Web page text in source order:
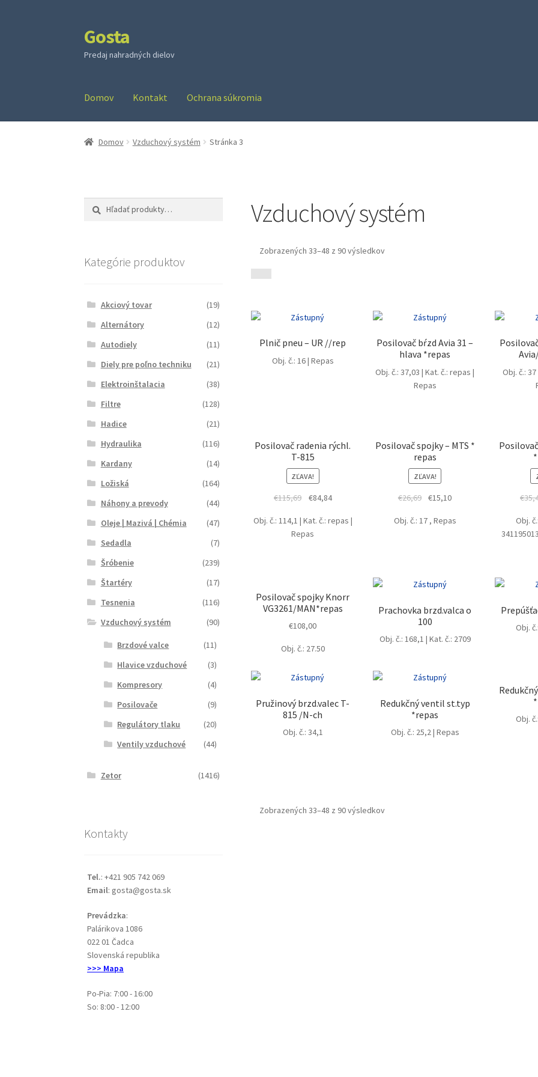
Preskočiť
na
navigáciu
Preskočiť
na
obsah
Gosta
Predaj nahradných dielov
Domov Kontakt Ochrana súkromia
Domov Vzduchový systém Stránka 3
Vzduchový systém
Zobrazených 33–48 z 90 výsledkov
Plnič pneu – UR //rep
Obj. č.: 16 | Repas
Posilovač bŕzd Avia 31 –
hlava *repas
Obj. č.: 37,03 | Kat. č.: repas |
Repas
Obj. č.:
Posilovač radenia rýchl.
T-815
ZĽAVA!
€115,69
Original
was:
€115,69.
€84,84Current
is:
Obj. č.: 114,1 | Kat. č.: repas |
Repas
Posilovač spojky – MTS *
repas
ZĽAVA!
€26,69
Original
was:
€15,10Current
is:
Obj. č.: 17 , Repas
€
Obj.
Posilovač spojky Knorr
VG3261/MAN*repas
€108,00
Obj. č.: 27.50
Prachovka brzd.valca o
100
Obj. č.: 168,1 | Kat. č.: 2709
Obj.
Pružinový brzd.valec T-
815 /N-ch
Obj. č.: 34,1
Redukčný ventil st.typ
*repas
Obj. č.: 25,2 | Repas
Obj.
Zobrazených 33–48 z 90 výsledkov
Hľadať:
Vyhľadávanie
Kategórie produktov
Akciový tovar
(19)
Alternátory
(12)
Autodiely
(11)
Diely pre poľno techniku
(21)
Elektroinštalacia
(38)
Filtre
(128)
Hadice
(21)
Hydraulika
(116)
Kardany
(14)
Ložiská
(164)
Náhony a prevody
(44)
Oleje | Mazivá | Chémia
(47)
Sedadla
(7)
Šróbenie
(239)
Štartéry
(17)
Tesnenia
(116)
Vzduchový systém
(90)
Brzdové valce
(11)
Hlavice vzduchové
(3)
Kompresory
(4)
Posilovače
(9)
Regulátory tlaku
(20)
Ventily vzduchové
(44)
Zetor (1416)
Kontakty
Tel.: +421 905 742 069
Email: gosta@gosta.sk
Prevádzka:
Palárikova 1086
022 01 Čadca
Slovenská republika
>>> Mapa
Po-Pia: 7:00 - 16:00
So: 8:00 - 12:00